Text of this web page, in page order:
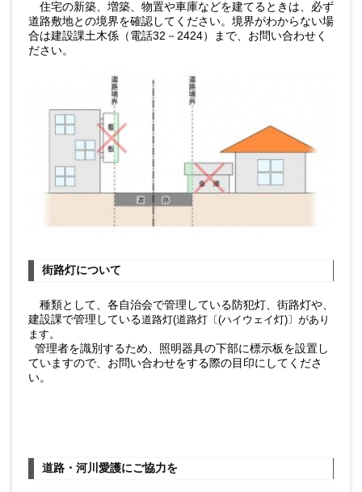
住宅の新築、増築、物置や車庫などを建てるときは、必ず
道路敷地との境界を確認してください。境界がわからない場
合は建設課土木係（電話32－2424）まで、お問い合わせく
ださい。
街路灯について
種類として、各自治会で管理している防犯灯、街路灯や、
建設課で管理している道路灯(道路灯〔(ハイウェイ灯)〕があり
ます。
管理者を識別するため、照明器具の下部に標示板を設置し
ていますので、お問い合わせをする際の目印にしてくださ
い。
道路・河川愛護にご協力を